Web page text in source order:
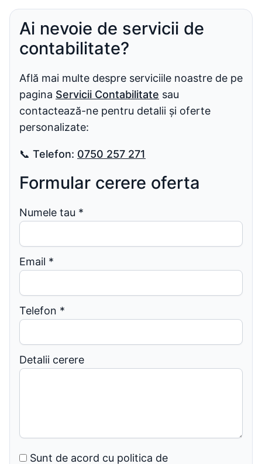
Ai nevoie de servicii de
contabilitate?
Află mai multe despre serviciile noastre de pe
pagina Servicii Contabilitate sau
contactează-ne pentru detalii și oferte
personalizate:
📞 Telefon: 0750 257 271
Formular cerere oferta
Numele tau *
Email *
Telefon *
Detalii cerere
Sunt de acord cu politica de